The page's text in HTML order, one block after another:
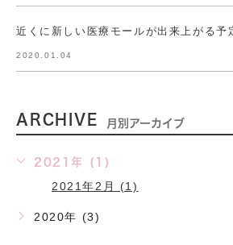
近くに新しい医療モールが出来上がる予
2020.01.04
ARCHIVE 月別アーカイブ
2021年 (1)
2021年2月 (1)
2020年 (3)